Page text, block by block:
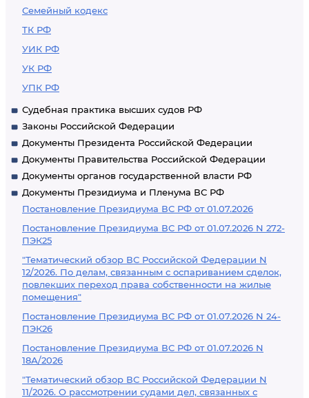
Семейный кодекс
ТК РФ
УИК РФ
УК РФ
УПК РФ
Судебная практика высших судов РФ
Законы Российской Федерации
Документы Президента Российской Федерации
Документы Правительства Российской Федерации
Документы органов государственной власти РФ
Документы Президиума и Пленума ВС РФ
Постановление Президиума ВС РФ от 01.07.2026
Постановление Президиума ВС РФ от 01.07.2026 N 272-
ПЭК25
"Тематический обзор ВС Российской Федерации N
12/2026. По делам, связанным с оспариванием сделок,
повлекших переход права собственности на жилые
помещения"
Постановление Президиума ВС РФ от 01.07.2026 N 24-
ПЭК26
Постановление Президиума ВС РФ от 01.07.2026 N
18А/2026
"Тематический обзор ВС Российской Федерации N
11/2026. О рассмотрении судами дел, связанных с